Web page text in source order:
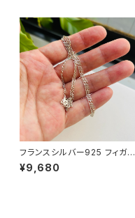
フランスシルバー925 フィガロ
チェーン（45cm）
¥9,680